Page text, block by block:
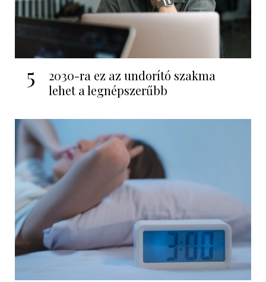
5
2030-ra ez az undorító szakma
lehet a legnépszerűbb